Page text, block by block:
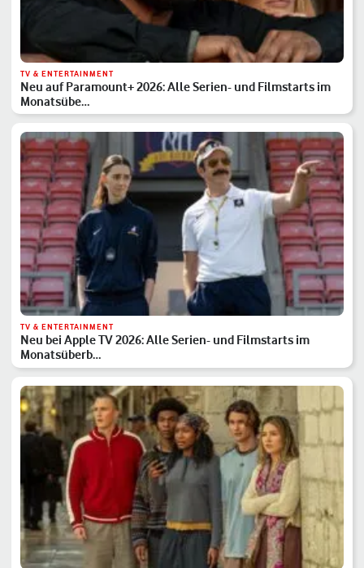
TV & ENTERTAINMENT
Neu auf Paramount+ 2026: Alle Serien- und Filmstarts im
Monatsübe…
TV & ENTERTAINMENT
Neu bei Apple TV 2026: Alle Serien- und Filmstarts im
Monatsüberb…